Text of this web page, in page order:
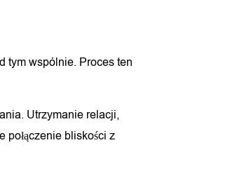
tym wspólnie. Proces ten
Utrzymanie relacji,
połączenie bliskości z